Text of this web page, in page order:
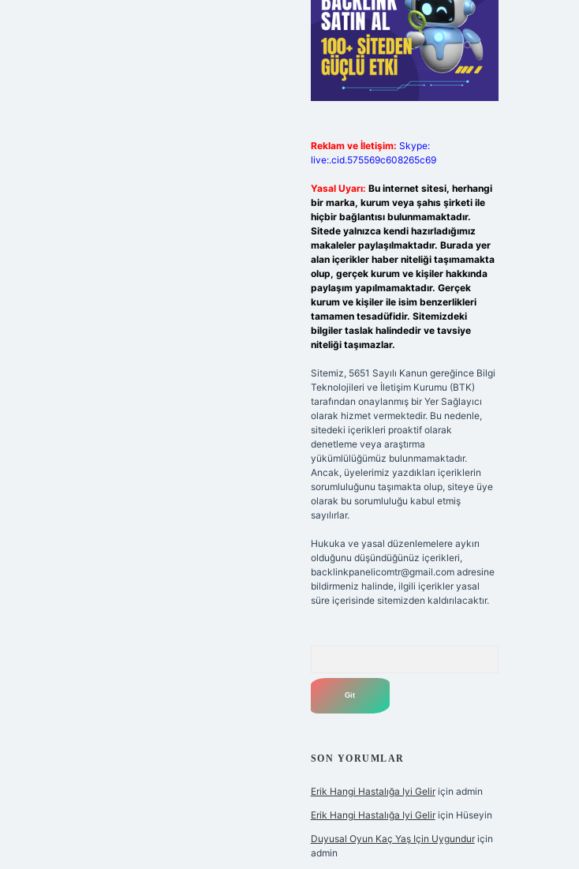
Reklam ve İletişim: Skype:
live:.cid.575569c608265c69
Yasal Uyarı: Bu internet sitesi, herhangi
bir marka, kurum veya şahıs şirketi ile
hiçbir bağlantısı bulunmamaktadır.
Sitede yalnızca kendi hazırladığımız
makaleler paylaşılmaktadır. Burada yer
alan içerikler haber niteliği taşımamakta
olup, gerçek kurum ve kişiler hakkında
paylaşım yapılmamaktadır. Gerçek
kurum ve kişiler ile isim benzerlikleri
tamamen tesadüfidir. Sitemizdeki
bilgiler taslak halindedir ve tavsiye
niteliği taşımazlar.
Sitemiz, 5651 Sayılı Kanun gereğince Bilgi
Teknolojileri ve İletişim Kurumu (BTK)
tarafından onaylanmış bir Yer Sağlayıcı
olarak hizmet vermektedir. Bu nedenle,
sitedeki içerikleri proaktif olarak
denetleme veya araştırma
yükümlülüğümüz bulunmamaktadır.
Ancak, üyelerimiz yazdıkları içeriklerin
sorumluluğunu taşımakta olup, siteye üye
olarak bu sorumluluğu kabul etmiş
sayılırlar.
Hukuka ve yasal düzenlemelere aykırı
olduğunu düşündüğünüz içerikleri,
backlinkpanelicomtr@gmail.comadresine
bildirmeniz halinde, ilgili içerikler yasal
süre içerisinde sitemizden kaldırılacaktır.
SON YORUMLAR
Erik Hangi Hastalığa Iyi Geliriçin admin
Erik Hangi Hastalığa Iyi Geliriçin Hüseyin
Duyusal Oyun Kaç Yaş Için Uygunduriçin
admin